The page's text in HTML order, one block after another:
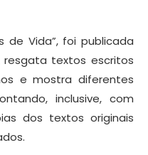
de Vida”, foi publicada
resgata textos escritos
e mostra diferentes
inclusive, com
dos textos originais